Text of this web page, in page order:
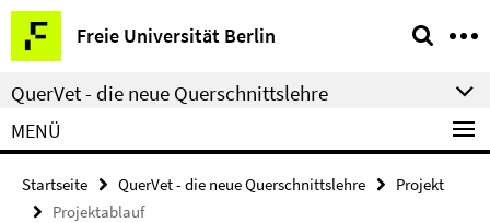
Springe
direkt
zu
Inhalt
Freie Universität Berlin
Service-
Navigation
QuerVet - die neue Querschnittslehre
MENÜ
Startseite QuerVet - die neue Querschnittslehre
Projekt
Projektablauf